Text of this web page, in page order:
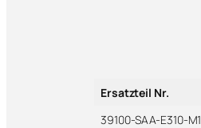
Ersatzteil Nr.
39100-SAA-E310-M1